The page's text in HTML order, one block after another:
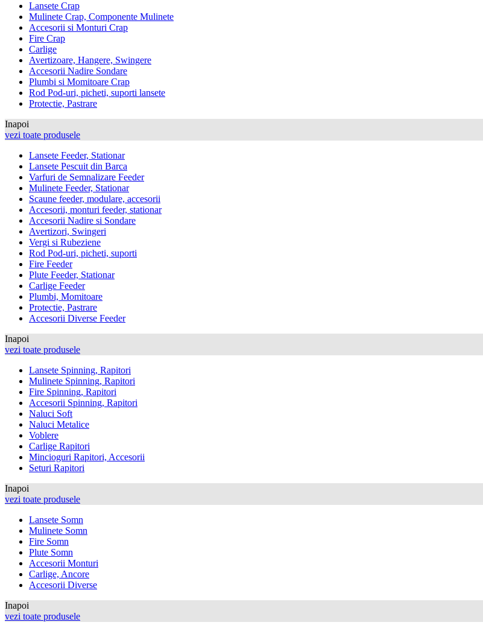
Lansete Crap
Mulinete Crap, Componente Mulinete
Accesorii si Monturi Crap
Fire Crap
Carlige
Avertizoare, Hangere, Swingere
Accesorii Nadire Sondare
Plumbi si Momitoare Crap
Rod Pod-uri, picheti, suporti lansete
Protectie, Pastrare
Inapoi
vezi toate produsele
Lansete Feeder, Stationar
Lansete Pescuit din Barca
Varfuri de Semnalizare Feeder
Mulinete Feeder, Stationar
Scaune feeder, modulare, accesorii
Accesorii, monturi feeder, stationar
Accesorii Nadire si Sondare
Avertizori, Swingeri
Vergi si Rubeziene
Rod Pod-uri, picheti, suporti
Fire Feeder
Plute Feeder, Stationar
Carlige Feeder
Plumbi, Momitoare
Protectie, Pastrare
Accesorii Diverse Feeder
Inapoi
vezi toate produsele
Lansete Spinning, Rapitori
Mulinete Spinning, Rapitori
Fire Spinning, Rapitori
Accesorii Spinning, Rapitori
Naluci Soft
Naluci Metalice
Voblere
Carlige Rapitori
Mincioguri Rapitori, Accesorii
Seturi Rapitori
Inapoi
vezi toate produsele
Lansete Somn
Mulinete Somn
Fire Somn
Plute Somn
Accesorii Monturi
Carlige, Ancore
Accesorii Diverse
Inapoi
vezi toate produsele